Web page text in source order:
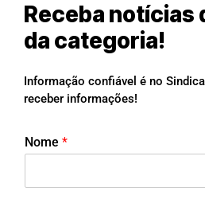
Receba notícias
da categoria!
Informação confiável é no
receber informações!
Nome *